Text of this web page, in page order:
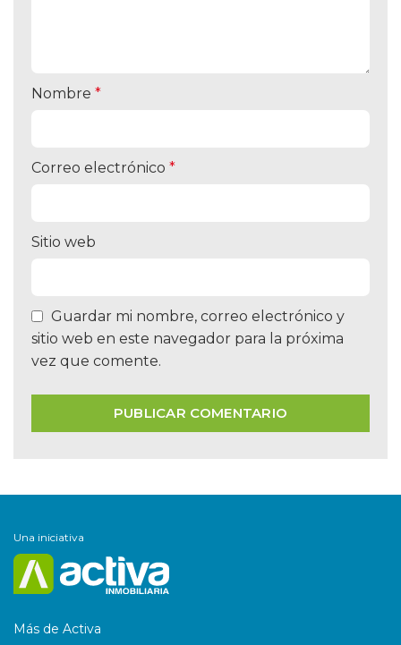
Nombre *
Correo electrónico *
Sitio web
Guardar mi nombre, correo electrónico y
sitio web en este navegador para la próxima
vez que comente.
Una iniciativa
Más de Activa